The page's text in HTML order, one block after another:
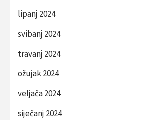
lipanj 2024
svibanj 2024
travanj 2024
ožujak 2024
veljača 2024
siječanj 2024